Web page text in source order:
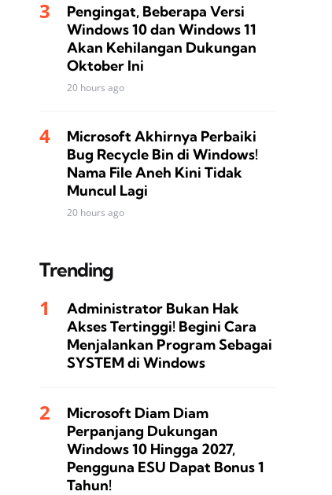
Pengingat, Beberapa Versi
Windows 10 dan Windows 11
Akan Kehilangan Dukungan
Oktober Ini
20 hours ago
Microsoft Akhirnya Perbaiki
Bug Recycle Bin di Windows!
Nama File Aneh Kini Tidak
Muncul Lagi
20 hours ago
Trending
Administrator Bukan Hak
Akses Tertinggi! Begini Cara
Menjalankan Program Sebagai
SYSTEM di Windows
Microsoft Diam Diam
Perpanjang Dukungan
Windows 10 Hingga 2027,
Pengguna ESU Dapat Bonus 1
Tahun!